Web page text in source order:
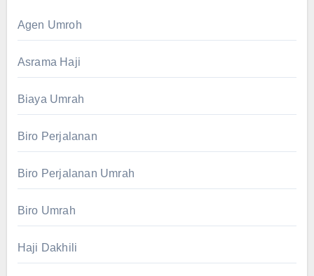
Agen Umroh
Asrama Haji
Biaya Umrah
Biro Perjalanan
Biro Perjalanan Umrah
Biro Umrah
Haji Dakhili